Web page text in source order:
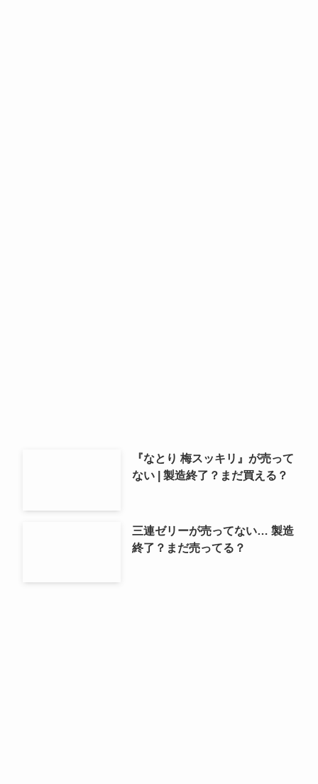
『なとり 梅スッキリ』が売って
ない | 製造終了？まだ買える？
三連ゼリーが売ってない… 製造
終了？まだ売ってる？